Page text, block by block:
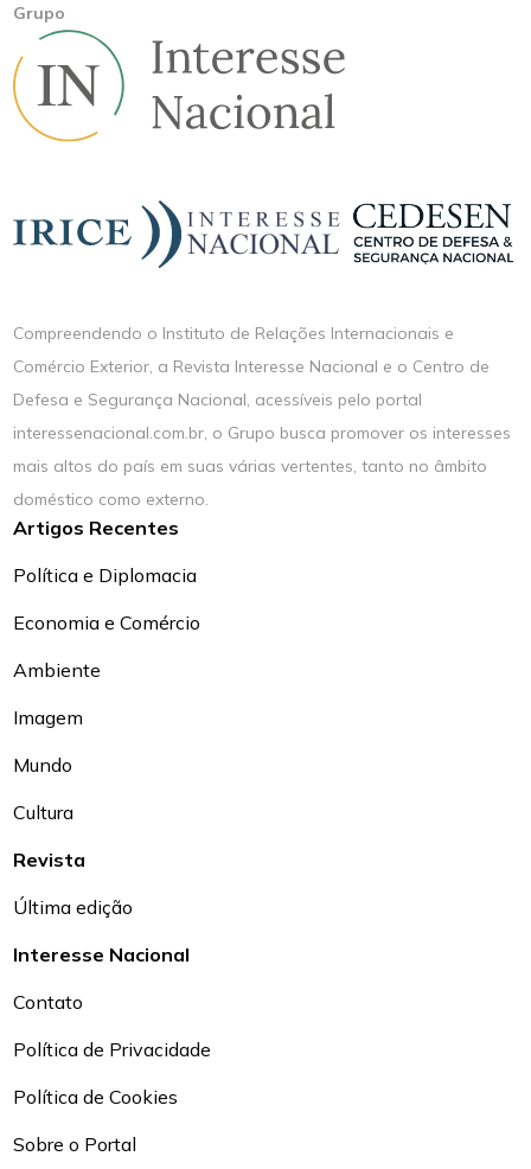
Grupo
Compreendendo o Instituto de Relações Internacionais e
Comércio Exterior, a Revista Interesse Nacional e o Centro de
Defesa e Segurança Nacional, acessíveis pelo portal
interessenacional.com.br, o Grupo busca promover os interesses
mais altos do país em suas várias vertentes, tanto no âmbito
doméstico como externo.
Artigos Recentes
Política e Diplomacia
Economia e Comércio
Ambiente
Imagem
Mundo
Cultura
Revista
Última edição
Interesse Nacional
Contato
Política de Privacidade
Política de Cookies
Sobre o Portal